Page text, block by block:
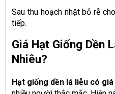
Sau thu hoạch nhặt bỏ rễ
tiếp.
Giá Hạt Giống Dền
Nhiêu?
Hạt giống dền lá liễu có